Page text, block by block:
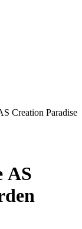
Creation Paradise
AS